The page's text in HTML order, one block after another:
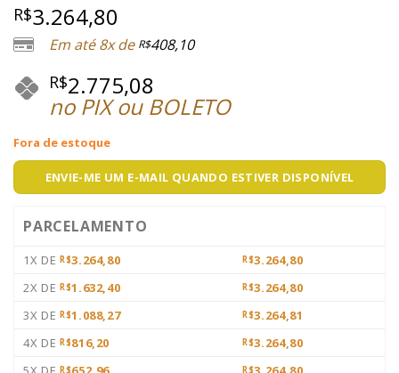
R$3.264,80
Em até 8x de R$408,10
R$2.775,08
no PIX ou BOLETO
Fora de estoque
ENVIE-ME UM E-MAIL QUANDO ESTIVER DISPONÍVEL
PARCELAMENTO
1X DE R$3.264,80 R$3.264,80
2X DE R$1.632,40 R$3.264,80
3X DE R$1.088,27 R$3.264,81
4X DE R$816,20 R$3.264,80
R$ R$